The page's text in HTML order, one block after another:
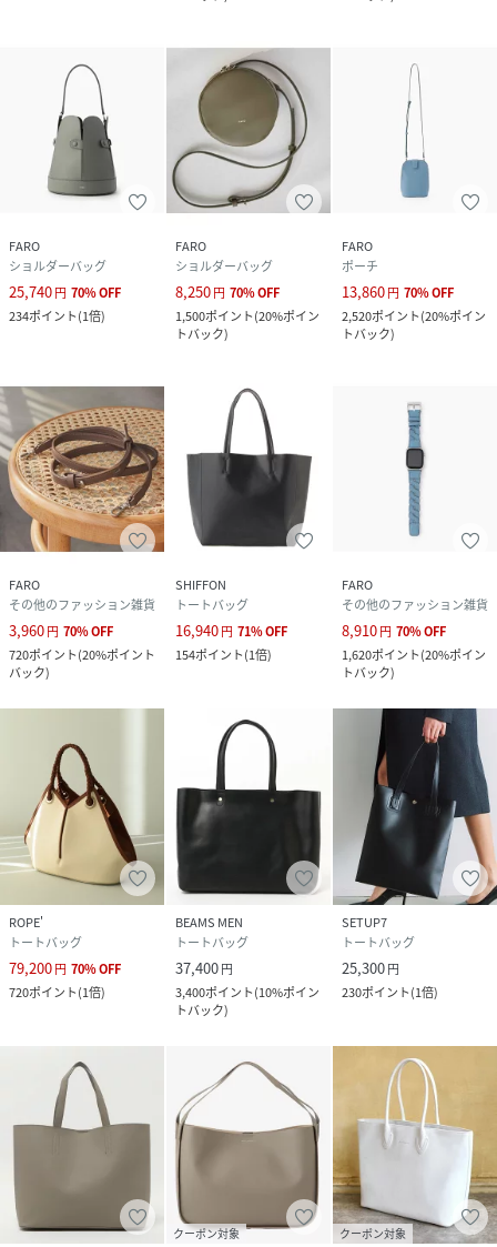
南米のステアをイタリアで鞣し、丁寧に染色。
この革の柔らかさ・耐久性・発色の美しさは、イタリア ヴェ
ネト州 ヴィチェンツァならではの歴史あるノウハウの伝承に
よって生み出されています。
ラグジュアリーブランドでも多くの採用実績を誇る、この高
品質なグレードの牛革は、環境配慮と公正な取引を審査する
国際団体 ”Leather Working Group” の厳しい基準をクリ
一助になっています。
ユニセックス
原産国
素材
サイズ FREE
品番
HB2681_F2311B101
F2311B101-310-001 HB2681
FARO
ショルダーバッグ
25,740円 70%OFF
234ポイント(1倍)
FARO
ショルダーバッグ
8,250円 70%OFF
1,500ポイント(20%ポイン
トバック)
FARO
ポーチ
13,860円 70%OFF
2,520ポイント(20%ポイン
トバック)
FARO
その他のファッション雑貨
3,960円 70%OFF
720ポイント(20%ポイント
バック)
SHIFFON
トートバッグ
16,940円 71%OFF
154ポイント(1倍)
FARO
その他のファッション雑貨
8,910円 70%OFF
1,620ポイント(20%ポイン
トバック)
ROPE'
トートバッグ
79,200円 70%OFF
720ポイント(1倍)
BEAMS MEN
トートバッグ
37,400円
3,400ポイント(10%ポイン
トバック)
SETUP7
トートバッグ
25,300円
230ポイント(1倍)
クーポン対象 クーポン対象